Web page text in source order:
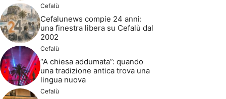
Cefalù
Cefalunews compie 24 anni:
una finestra libera su Cefalù dal
2002
Cefalù
“A chiesa addumata”: quando
una tradizione antica trova una
lingua nuova
Cefalù